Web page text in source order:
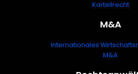
Kartellrecht
M&A
Internationales
M&A